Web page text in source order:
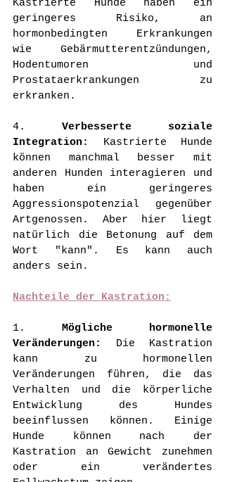
Kastrierte Hunde haben ein
geringeres Risiko, an
hormonbedingten Erkrankungen
wie Gebärmutterentzündungen,
Hodentumoren und
Prostataerkrankungen zu
erkranken.
4. Verbesserte soziale
Integration:
Kastrierte Hunde
können manchmal besser mit
anderen Hunden interagieren und
haben ein geringeres
Aggressionspotenzial gegenüber
Artgenossen. Aber hier liegt
natürlich die Betonung auf dem
Wort "kann". Es kann auch
anders sein.
Nachteile der Kastration:
1. Mögliche hormonelle
Veränderungen:
Die Kastration
kann zu hormonellen
Veränderungen führen, die das
Verhalten und die körperliche
Entwicklung des Hundes
beeinflussen können. Einige
Hunde können nach der
Kastration an Gewicht zunehmen
oder ein verändertes